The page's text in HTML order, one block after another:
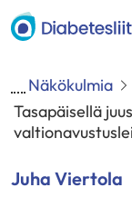
Siirry
sisältöön
Diabetesliitto
Näkökulmia
Tasapäisellä
Juha Viertola